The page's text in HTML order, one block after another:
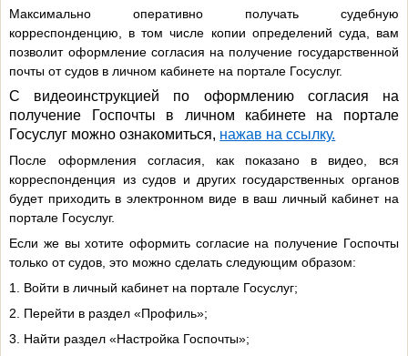
Максимально оперативно получать судебную
корреспонденцию, в том числе копии определений суда, вам
позволит оформление согласия на получение государственной
почты от судов в личном кабинете на портале Госуслуг.
С видеоинструкцией по оформлению согласия на
получение Госпочты в личном кабинете на портале
Госуслуг можно ознакомиться, нажав на ссылку.
После оформления согласия, как показано в видео, вся
корреспонденция из судов и других государственных органов
будет приходить в электронном виде в ваш личный кабинет на
портале Госуслуг.
Если же вы хотите оформить согласие на получение Госпочты
только от судов, это можно сделать следующим образом:
1. Войти в личный кабинет на портале Госуслуг;
2. Перейти в раздел «Профиль»;
3. Найти раздел «Настройка Госпочты»;